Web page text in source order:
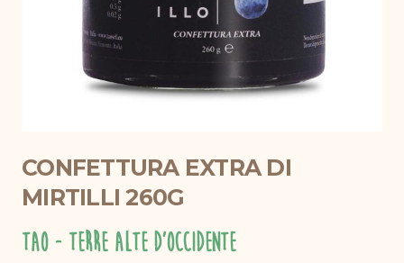
CONFETTURA EXTRA DI
MIRTILLI 260G
TAO - Terre Alte d'Occidente